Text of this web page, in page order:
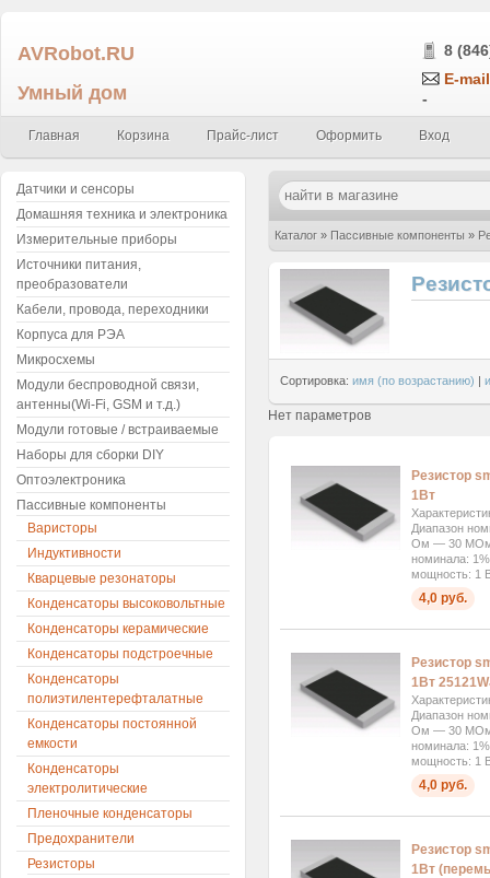
AVRobot.RU
Умный дом
8
E-
-
Главная Корзина Прайс-лист Оформить Вход
Каталог » Пассивные компоненты »
Сортировка: имя (по возрастанию) |
Нет параметров
Резистор
1Вт
Диапазон
Ом — 30 МОм
номинала:
мощность: 1
4,0 руб.
Резистор
1Вт
Диапазон
Ом — 30 МОм
номинала:
мощность: 1
4,0 руб.
Резистор
1Вт
Датчики и сенсоры
Домашняя техника и электроника
Измерительные приборы
Источники питания,
преобразователи
Кабели, провода, переходники
Корпуса для РЭА
Микросхемы
Модули беспроводной связи,
антенны(Wi-Fi, GSM и т.д.)
Модули готовые / встраиваемые
Наборы для сборки DIY
Оптоэлектроника
Пассивные компоненты
Варисторы
Индуктивности
Кварцевые резонаторы
Конденсаторы высоковольтные
Конденсаторы керамические
Конденсаторы подстроечные
Конденсаторы
полиэтилентерефталатные
Конденсаторы постоянной
емкости
Конденсаторы
электролитические
Пленочные конденсаторы
Предохранители
Резисторы